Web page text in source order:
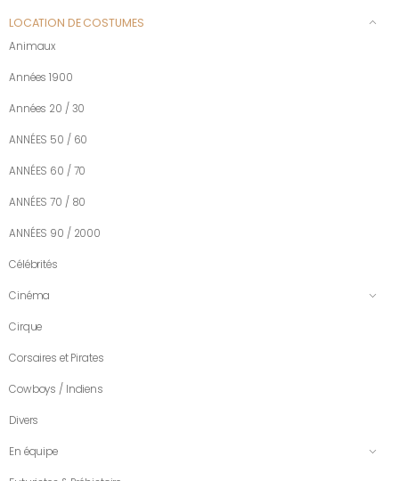
LOCATION DE COSTUMES
Animaux
Années 1900
Années 20 / 30
ANNÉES 50 / 60
ANNÉES 60 / 70
ANNÉES 70 / 80
ANNÉES 90 / 2000
Célébrités
Cinéma
Cirque
Corsaires et Pirates
Cowboys / Indiens
Divers
En équipe